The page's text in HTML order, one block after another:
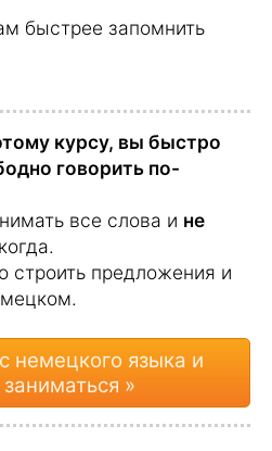
Общение с
Отношения с
4,3 %
Школа, учеба или
Дружба с
иностранцами
2,3 %
Знакомство с
новыми
культурами
немецкий?